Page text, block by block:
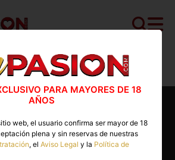
>Gays >Alicante>
PARA MAYORES DE 18
AÑOS
web, el usuario confirma ser mayor de 18
plena y sin reservas de nuestras
, elAviso Legal y la Política de